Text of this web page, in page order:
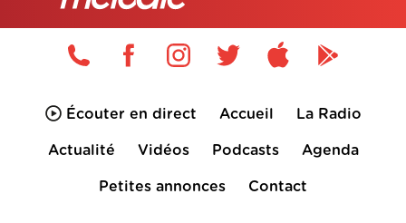
Écouter en direct Accueil La Radio
Actualité Vidéos Podcasts Agenda
Petites annonces Contact